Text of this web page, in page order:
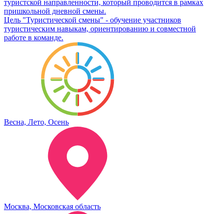
туристской направленности, который проводится в рамках
пришкольной дневной смены.
Цель "Туристической смены" - обучение участников
туристическим навыкам, ориентированию и совместной
работе в команде.
Весна, Лето, Осень
Москва, Московская область